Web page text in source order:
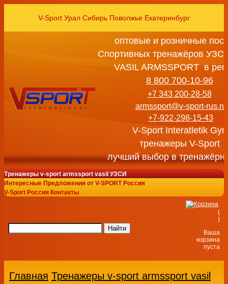
V-Sport Урал Сибирь Поволжье Екатеринбург
оптовые и розничные
Спортивных тренажёров
VASIL ARMSSPORT в
8 800 700-10-96
+7 343 200-28-58
armssport@v-sport-rus.ru
+7-922-298-15-43
V-Sport Interatletik
тренажеры V-Sport
лучший выбор в
Тренажеры v-sport armssport vasil УЗСИ
Интересные Предложения от V-SPORT Россия
V-Sport Россия Контакты
(
)
Ваша
корзина
пуста
Главная Тренажеры v-sport armssport vasil